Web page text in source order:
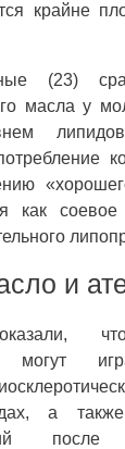
крайне
(23)
масла у
соевое
и
могут
а
после